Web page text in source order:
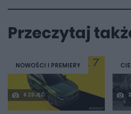
Przeczytaj
NOWOŚCI I PREMIERY
6 ZDJĘĆ